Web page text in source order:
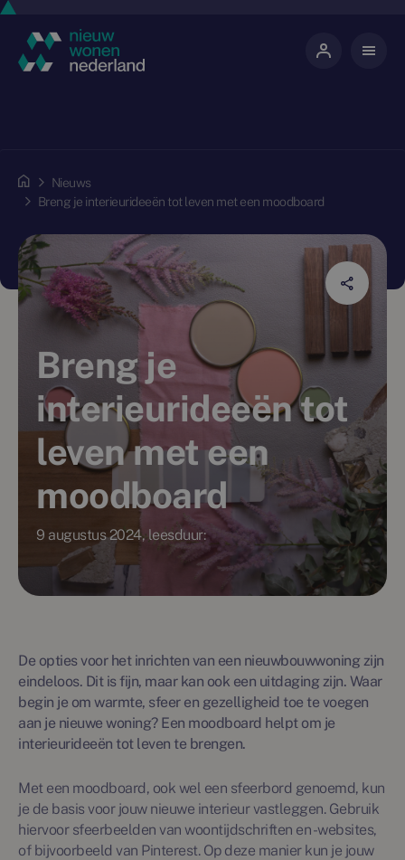
Nieuws
Breng je interieurideeën tot leven met een moodboard
Breng je
interieurideeën tot
leven met een
moodboard
9 augustus 2024, leesduur:
De opties voor het inrichten van een nieuwbouwwoning zijn
eindeloos. Dit is fijn, maar kan ook een uitdaging zijn. Waar
begin je om warmte, sfeer en gezelligheid toe te voegen
aan je nieuwe woning? Een moodboard helpt om je
interieurideeën tot leven te brengen.
Met een moodboard, ook wel een sfeerbord genoemd, kun
je de basis voor jouw nieuwe interieur vastleggen. Gebruik
hiervoor sfeerbeelden van woontijdschriften en -websites,
of bijvoorbeeld van Pinterest. Op deze manier kun je jouw